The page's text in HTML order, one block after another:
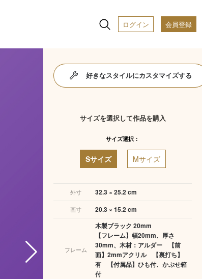
ログイン 会員登録
好きなスタイルにカスタマイズする
サイズを選択して作品を購入
サイズ選択：
Sサイズ Mサイズ
外寸 32.3 × 25.2 cm
画寸 20.3 × 15.2 cm
フレーム
木製ブラック 20mm
【フレーム】幅20mm、厚さ
30mm、木材：アルダー 【前
面】2mmアクリル 【裏打ち】
有 【付属品】ひも付、かぶせ箱
付